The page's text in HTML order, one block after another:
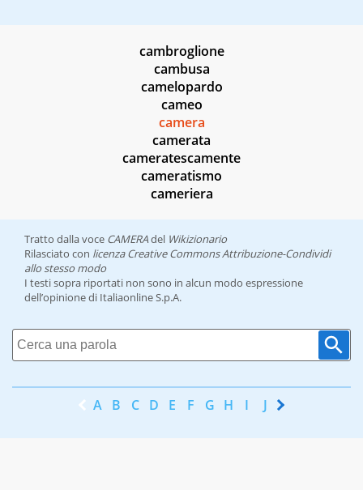
cambroglione
cambusa
camelopardo
cameo
camera
camerata
cameratescamente
cameratismo
cameriera
Tratto dalla voce CAMERAdel Wikizionario
Rilasciato con licenza Creative Commons Attribuzione-Condividi
allo stesso modo
I testi sopra riportati non sono in alcun modo espressione
dell’opinione di Italiaonline S.p.A.
A B C D E F G H I J K